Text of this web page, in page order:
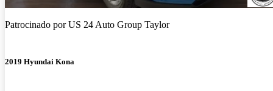
Patrocinado porUS 24 Auto Group Taylor
2019 Hyundai Kona